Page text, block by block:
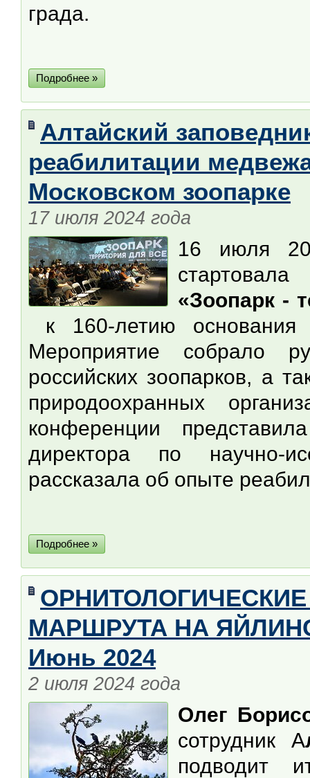
града.
Подробнее »
Алтайский
реабилитации
Московском зоопарке
17 июля 2024 года
16 июля
«Зоопарк -
к 160-летию
Мероприятие собрало
российских зоопарков, а
природоохранных
конференции
директора по научно-
рассказала об опыте
Подробнее »
МАРШРУТА НА
Июнь 2024
2 июля 2024 года
Олег
сотрудник А
подводит